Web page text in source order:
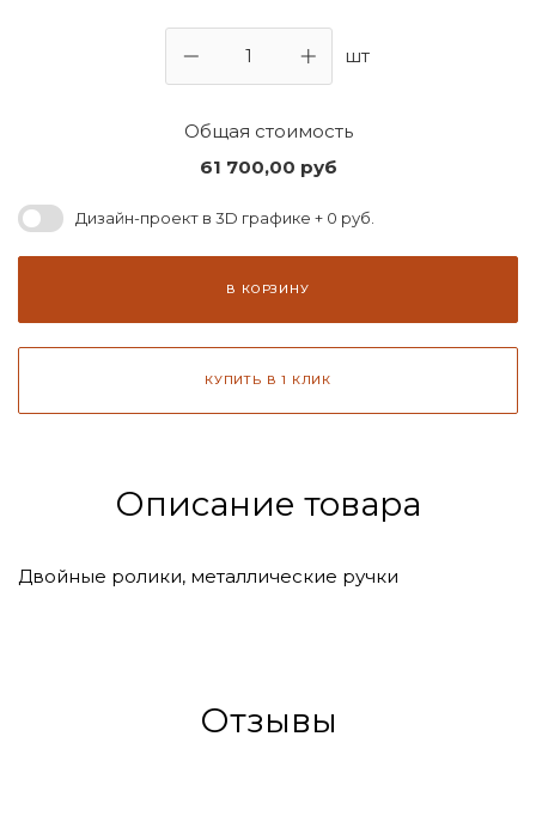
шт
Общая стоимость
61 700,00 руб
Дизайн-проект в 3D графике + 0 руб.
В КОРЗИНУ
КУПИТЬ В 1 КЛИК
Описание товара
Двойные ролики, металлические ручки
Отзывы